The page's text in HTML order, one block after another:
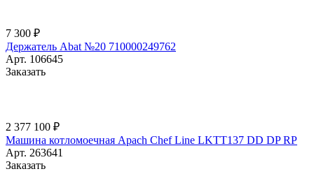
7 300 ₽
Держатель Abat №20 710000249762
Арт. 106645
Заказать
2 377 100 ₽
Машина котломоечная Apach Chef Line LKTT137 DD DP RP
Арт. 263641
Заказать